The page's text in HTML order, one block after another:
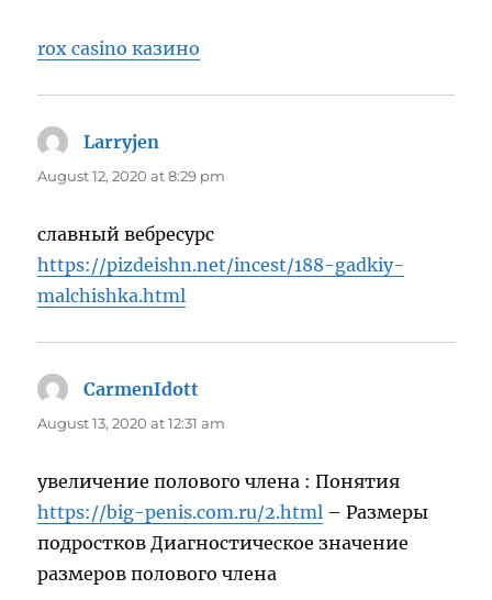
rox casino казино
Larryjen
August 12, 2020 at 8:29 pm
славный вебресурс
https://pizdeishn.net/incest/188-gadkiy-
malchishka.html
CarmenIdott
August 13, 2020 at 12:31 am
увеличение полового члена : Понятия
https://big-penis.com.ru/2.html – Размеры
подростков Диагностическое значение
размеров полового члена